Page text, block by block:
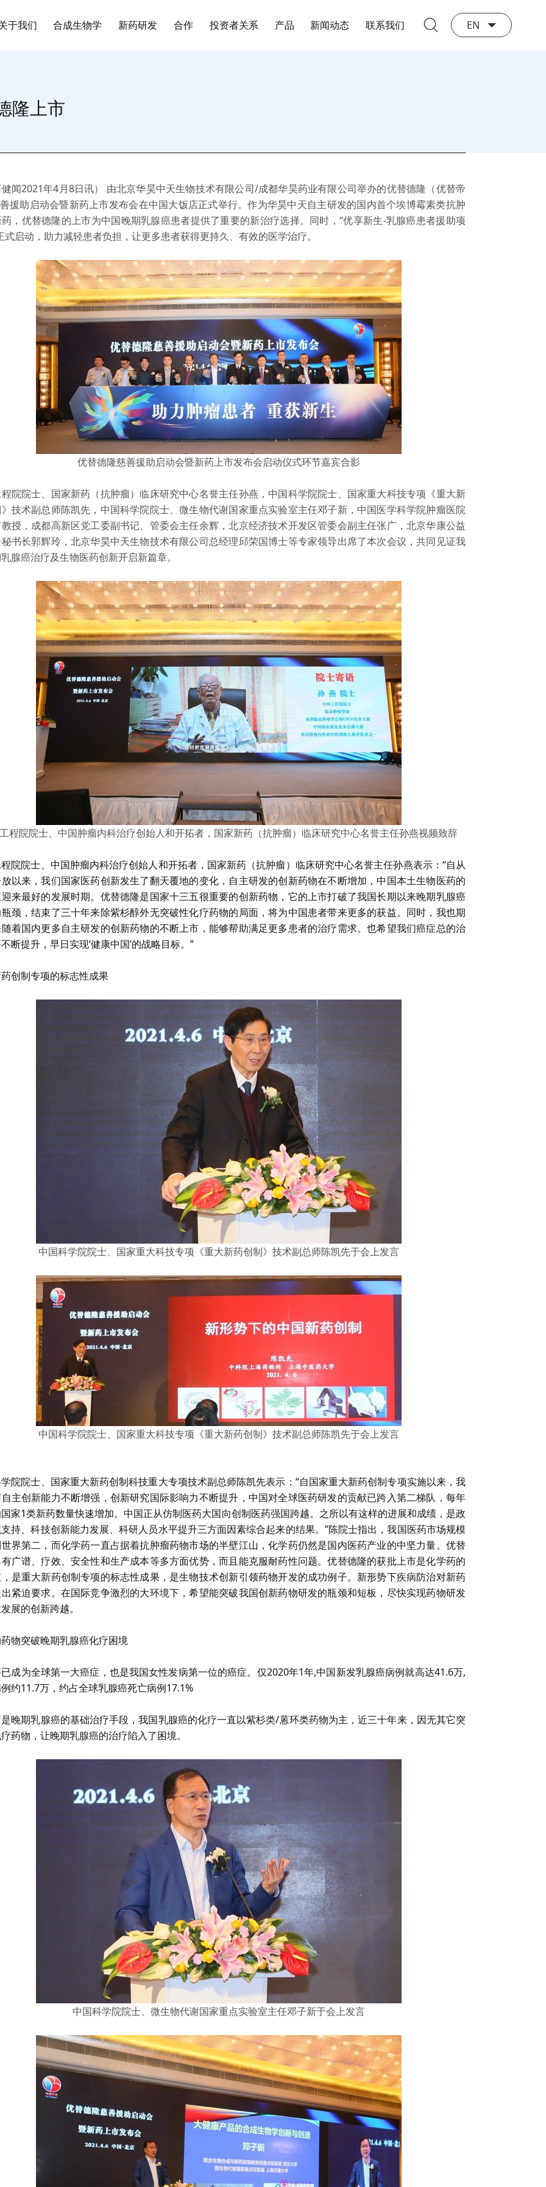
于我们 合成生物学 新药研发 合作 投资者关系 产品 新闻动态 联系我们 EN
隆上市
闻2021年4月8日讯） 由北京华昊中天生物技术有限公司/成都华昊药业有限公司举办的优替德隆（优替帝
援助启动会暨新药上市发布会在中国大饭店正式举行。作为华昊中天自主研发的国内首个埃博霉素类抗肿
，优替德隆的上市为中国晚期乳腺癌患者提供了重要的新治疗选择。同时，“优享新生-乳腺癌患者援助项
式启动，助力减轻患者负担，让更多患者获得更持久、有效的医学治疗。
优替德隆慈善援助启动会暨新药上市发布会启动仪式环节嘉宾合影
院院士、国家新药（抗肿瘤）临床研究中心名誉主任孙燕，中国科学院院士、国家重大科技专项《重大新
技术副总师陈凯先，中国科学院院士、微生物代谢国家重点实验室主任邓子新，中国医学科学院肿瘤医院
授，成都高新区党工委副书记、管委会主任余辉，北京经济技术开发区管委会副主任张广，北京华康公益
书长郭辉玲，北京华昊中天生物技术有限公司总经理邱荣国博士等专家领导出席了本次会议，共同见证我
腺癌治疗及生物医药创新开启新篇章。
程院院士、中国肿瘤内科治疗创始人和开拓者，国家新药（抗肿瘤）临床研究中心名誉主任孙燕视频致辞
院院士、中国肿瘤内科治疗创始人和开拓者，国家新药（抗肿瘤）临床研究中心名誉主任孙燕表示：“自从
以来，我们国家医药创新发生了翻天覆地的变化，自主研发的创新药物在不断增加，中国本土生物医药的
来最好的发展时期。优替德隆是国家十三五很重要的创新药物，它的上市打破了我国长期以来晚期乳腺癌
颈，结束了三十年来除紫杉醇外无突破性化疗药物的局面，将为中国患者带来更多的获益。同时，我也期
着国内更多自主研发的创新药物的不断上市，能够帮助满足更多患者的治疗需求。也希望我们癌症总的治
断提升，早日实现‘健康中国’的战略目标。”
创制专项的标志性成果
中国科学院院士、国家重大科技专项《重大新药创制》技术副总师陈凯先于会上发言
中国科学院院士、国家重大科技专项《重大新药创制》技术副总师陈凯先于会上发言
院院士、国家重大新药创制科技重大专项技术副总师陈凯先表示：“自国家重大新药创制专项实施以来，我
主创新能力不断增强，创新研究国际影响力不断提升，中国对全球医药研发的贡献已跨入第二梯队，每年
家1类新药数量快速增加。中国正从仿制医药大国向创制医药强国跨越。之所以有这样的进展和成绩，是政
持、科技创新能力发展、科研人员水平提升三方面因素综合起来的结果。”陈院士指出，我国医药市场规模
界第二，而化学药一直占据着抗肿瘤药物市场的半壁江山，化学药仍然是国内医药产业的中坚力量。优替
广谱、疗效、安全性和生产成本等多方面优势，而且能克服耐药性问题。优替德隆的获批上市是化学药的
是重大新药创制专项的标志性成果，是生物技术创新引领药物开发的成功例子。新形势下疾病防治对新药
紧迫要求。在国际竞争激烈的大环境下，希望能突破我国创新药物研发的瓶颈和短板，尽快实现药物研发
展的创新跨越。
物突破晚期乳腺癌化疗困境
成为全球第一大癌症，也是我国女性发病第一位的癌症。仅2020年1年,中国新发乳腺癌病例就高达41.6万,
约11.7万，约占全球乳腺癌死亡病例17.1%
晚期乳腺癌的基础治疗手段，我国乳腺癌的化疗一直以紫杉类/蒽环类药物为主，近三十年来，因无其它突
药物，让晚期乳腺癌的治疗陷入了困境。
中国科学院院士、微生物代谢国家重点实验室主任邓子新于会上发言